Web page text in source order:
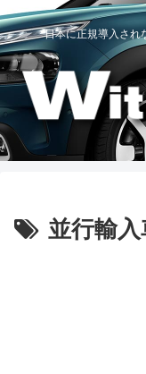
日本に正規導入され
並行輸